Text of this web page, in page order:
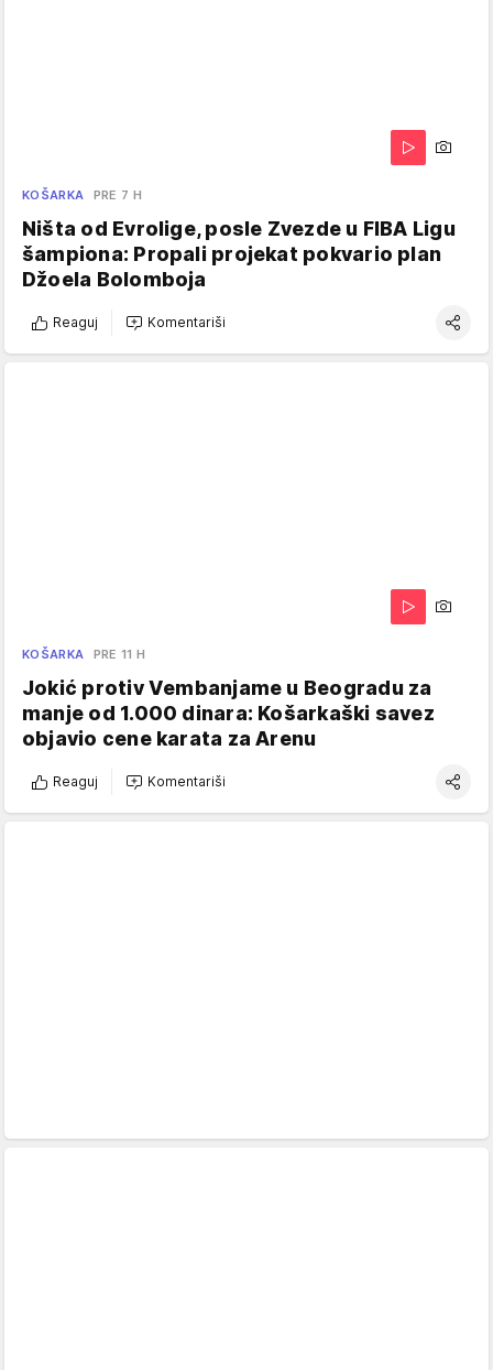
KOŠARKA PRE 7 H
Ništa od Evrolige, posle Zvezde u FIBA Ligu
šampiona: Propali projekat pokvario plan
Džoela Bolomboja
Reaguj Komentariši
KOŠARKA PRE 11 H
Jokić protiv Vembanjame u Beogradu za
manje od 1.000 dinara: Košarkaški savez
objavio cene karata za Arenu
Reaguj Komentariši